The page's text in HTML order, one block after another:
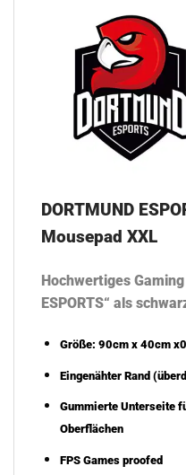
DORTMUND
Mousepad XXL
Hochwertiges
ESPORTS“ als
Größe: 90cm x 40cm
Eingenähter Rand
Gummierte Unterseite
Oberflächen
FPS Games proofed